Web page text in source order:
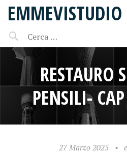
EMMEVISTUDIO
RESTAURO
PENSILI-
27 Marzo 2025 •